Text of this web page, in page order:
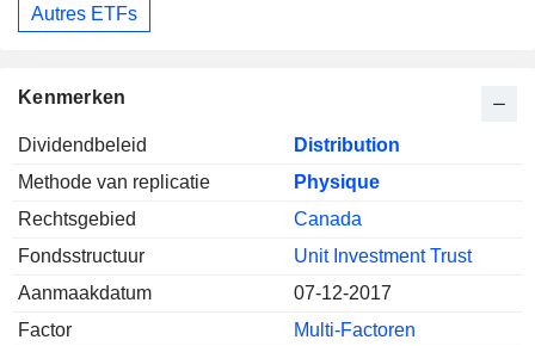
Autres ETFs
Kenmerken
Dividendbeleid
Distribution
Methode van replicatie
Physique
Rechtsgebied
Canada
Fondsstructuur
Unit Investment Trust
Aanmaakdatum
07-12-2017
Factor
Multi-Factoren